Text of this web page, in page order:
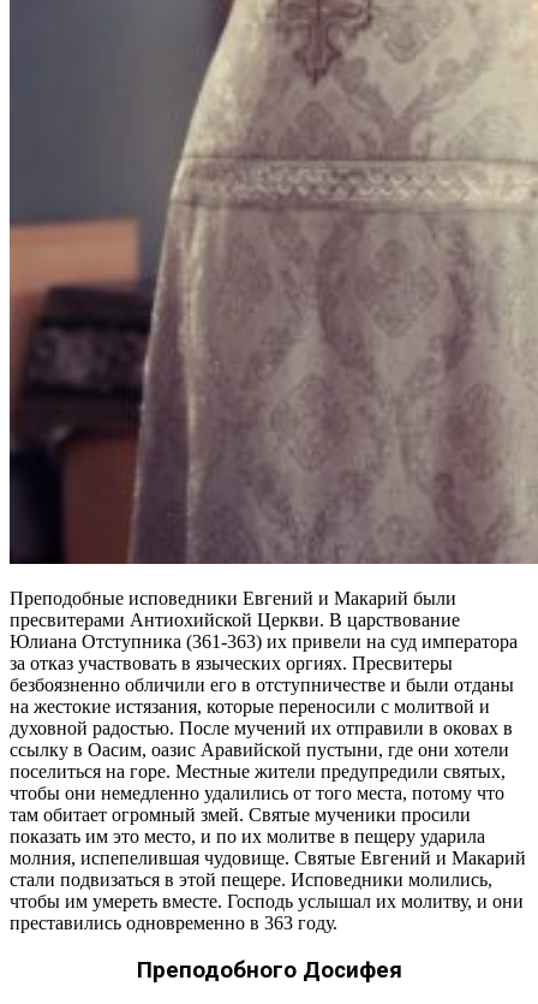
Преподобные исповедники Евгений и Макарий были
пресвитерами Антиохийской Церкви. В царствование
Юлиана Отступника (361-363) их привели на суд императора
за отказ участвовать в языческих оргиях. Пресвитеры
безбоязненно обличили его в отступничестве и были отданы
на жестокие истязания, которые переносили с молитвой и
духовной радостью. После мучений их отправили в оковах в
ссылку в Оасим, оазис Аравийской пустыни, где они хотели
поселиться на горе. Местные жители предупредили святых,
чтобы они немедленно удалились от того места, потому что
там обитает огромный змей. Святые мученики просили
показать им это место, и по их молитве в пещеру ударила
молния, испепелившая чудовище. Святые Евгений и Макарий
стали подвизаться в этой пещере. Исповедники молились,
чтобы им умереть вместе. Господь услышал их молитву, и они
преставились одновременно в 363 году.
Преподобного Досифея